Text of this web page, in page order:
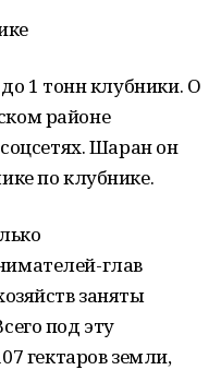
1 тонн клубники. О
районе
Шаран он
по клубнике.
глав
заняты
под эту
гектаров земли,